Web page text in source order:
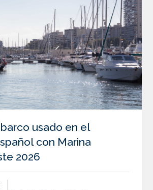
usado en el
con Marina
2026